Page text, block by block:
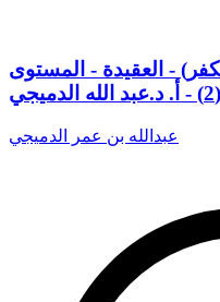
- العقيدة - المستوى
عبدالله بن عمر الدميجي